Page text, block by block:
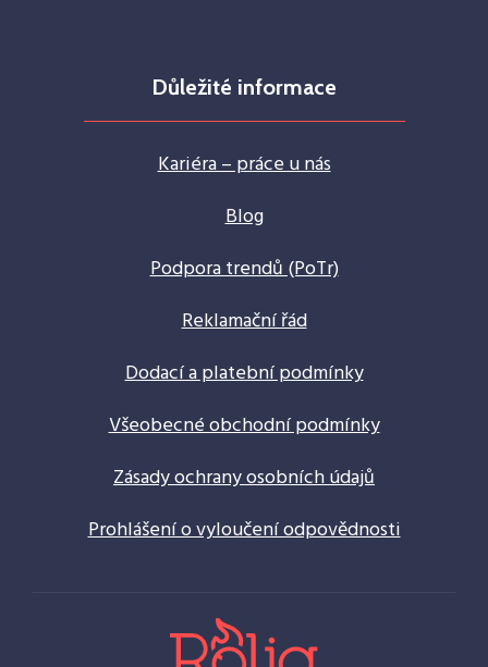
Důležité informace
Kariéra – práce u nás
Blog
Podpora trendů (PoTr)
Reklamační řád
Dodací a platební podmínky
Všeobecné obchodní podmínky
Zásady ochrany osobních údajů
Prohlášení o vyloučení odpovědnosti